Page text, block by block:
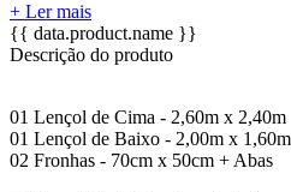
+ Ler mais
{{ data.product.name }}
Descrição do produto
01 Lençol de Cima - 2,60m x 2,40m
01 Lençol de Baixo - 2,00m x
02 Fronhas - 70cm x 50cm + Abas